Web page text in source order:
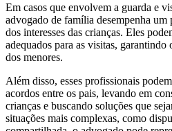
Em casos que envolvem a guarda e
advogado de família desempenha um
dos interesses das crianças. Eles
adequados para as visitas,
dos menores.
Além disso, esses profissionais
acordos entre os pais, levando em
crianças e buscando soluções que
situações mais complexas, como